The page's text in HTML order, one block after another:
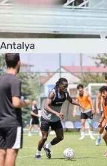
Antalya